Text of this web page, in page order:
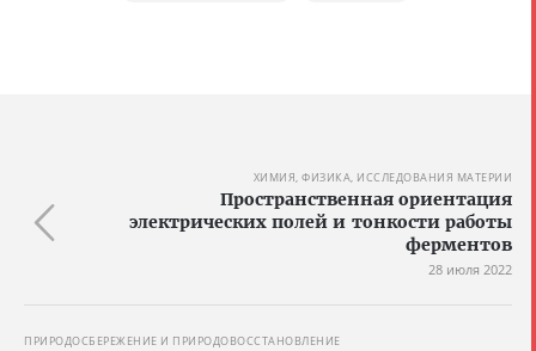
ХИМИЯ, ФИЗИКА, ИССЛЕДОВАНИЯ МАТЕРИИ
Пространственная ориентация
электрических полей и тонкости работы
ферментов
28 июля 2022
ПРИРОДОСБЕРЕЖЕНИЕ И ПРИРОДОВОССТАНОВЛЕНИЕ